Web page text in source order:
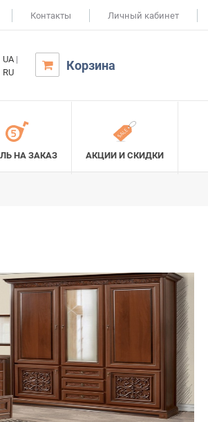
Контакты Личный кабинет
UA |
RU
 Корзина
НА ЗАКАЗ АКЦИИ И СКИДКИ